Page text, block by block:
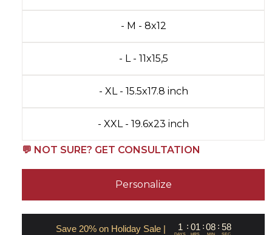
- M - 8x12
- L - 11x15,5
- XL - 15.5x17.8 inch
- XXL - 19.6x23 inch
💬 NOT SURE? GET CONSULTATION
Personalize
Save 20% on Holiday Sale | 1 : 01 : 08 : 58
DAYS HRS MIN SEC